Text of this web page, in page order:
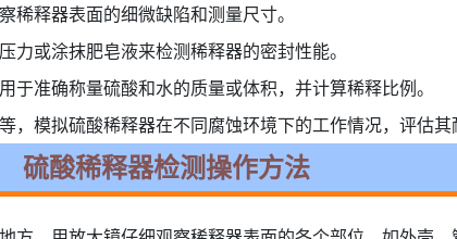
释器表面的细微缺陷和测量尺寸。
或涂抹肥皂液来检测稀释器的密封性能。
准确称量硫酸和水的质量或体积，并计算稀释比例。
模拟硫酸稀释器在不同腐蚀环境下的工作情况，评估其
硫酸稀释器检测操作方法